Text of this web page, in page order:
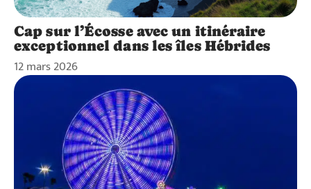
Cap sur l’Écosse avec un itinéraire
exceptionnel dans les îles Hébrides
12 mars 2026